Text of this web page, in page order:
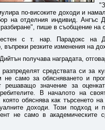
по-високите доходи и
на отделния индивид.
пише в съобщение на
с т. нар. Парадокс на
резките изменения на
получава наградата,
средствата си за
само за обясняването и
значение за
В началото на
която обяснява как търсенето
доходи. Този подход и
не само в